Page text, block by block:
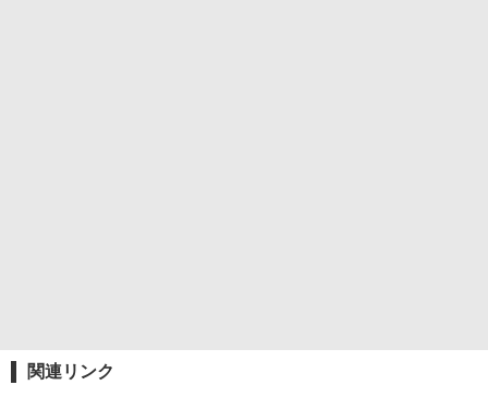
関連リンク